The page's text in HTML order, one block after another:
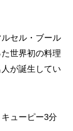
セル・ブール
世界初の料理
が誕生してい
ューピー3分